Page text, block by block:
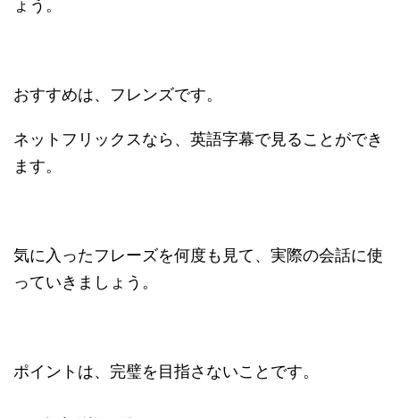
ょう。
おすすめは、フレンズです。
ネットフリックスなら、英語字幕で見ることができ
ます。
気に入ったフレーズを何度も見て、実際の会話に使
っていきましょう。
ポイントは、完璧を目指さないことです。